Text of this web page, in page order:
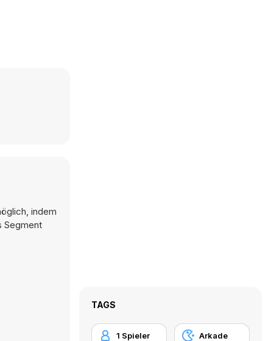
indem
Segment
TAGS
1 Spieler Arkade